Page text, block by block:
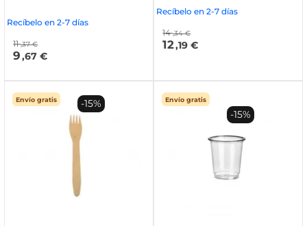
Recíbelo en 2-7 días
11 ,37 €
9,67 €
Recíbelo en 2-7 días
14 ,34 €
12,19 €
Envío gratis -15% Envío gratis
-15%